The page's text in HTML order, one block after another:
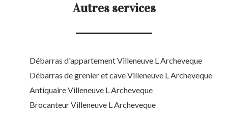
Autres services
Débarras d'appartement Villeneuve L Archeveque
Débarras de grenier et cave Villeneuve L Archeveque
Antiquaire Villeneuve L Archeveque
Brocanteur Villeneuve L Archeveque